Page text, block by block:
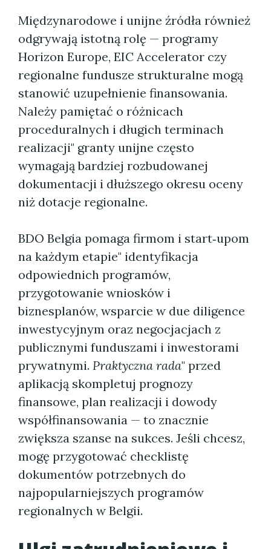
Międzynarodowe i unijne źródła również
odgrywają istotną rolę — programy
Horizon Europe, EIC Accelerator czy
regionalne fundusze strukturalne mogą
stanowić uzupełnienie finansowania.
Należy pamiętać o różnicach
proceduralnych i długich terminach
realizacji" granty unijne często
wymagają bardziej rozbudowanej
dokumentacji i dłuższego okresu oceny
niż dotacje regionalne.
BDO Belgia pomaga firmom i start‑upom
na każdym etapie" identyfikacja
odpowiednich programów,
przygotowanie wniosków i
biznesplanów, wsparcie w due diligence
inwestycyjnym oraz negocjacjach z
publicznymi funduszami i inwestorami
prywatnymi. Praktyczna rada" przed
aplikacją skompletuj prognozy
finansowe, plan realizacji i dowody
współfinansowania — to znacznie
zwiększa szanse na sukces. Jeśli chcesz,
mogę przygotować checklistę
dokumentów potrzebnych do
najpopularniejszych programów
regionalnych w Belgii.